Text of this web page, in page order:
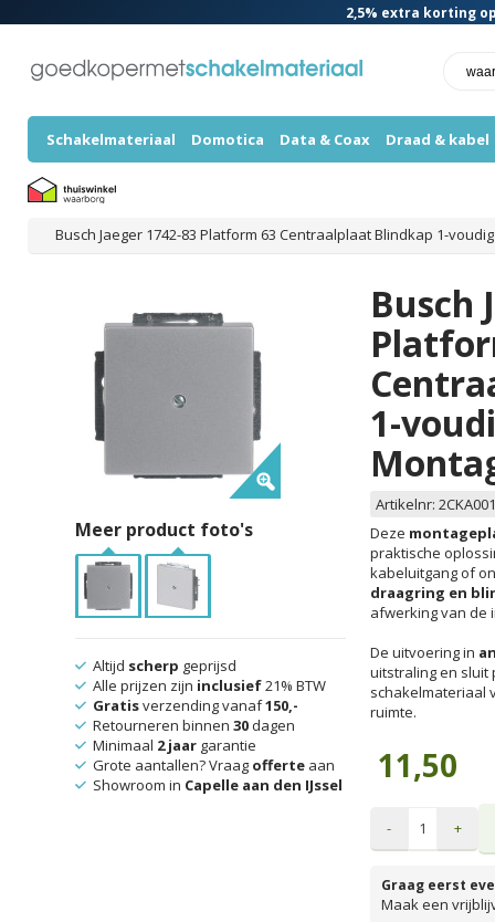
2,5% extra korting
Schakelmateriaal Domotica Data & Coax Draad & kabel
Busch Jaeger 1742-83 Platform 63 Centraalplaat Blindkap 1-
Busch
1-
Artikelnr:
Deze
praktische
kabeluitgang of
draagring en
afwerking van de
De uitvoering in
uitstraling en sluit
schakelmateriaal
ruimte.
11,50
- +
Graag eerst
Maak een
Meer product foto's
Altijd scherp geprijsd
Alle prijzen zijn inclusief21% BTW
Gratisverzending vanaf150,-
Retourneren binnen 30dagen
Minimaal 2 jaargarantie
Grote aantallen? Vraag offerteaan
Showroom in Capelle aan den IJssel